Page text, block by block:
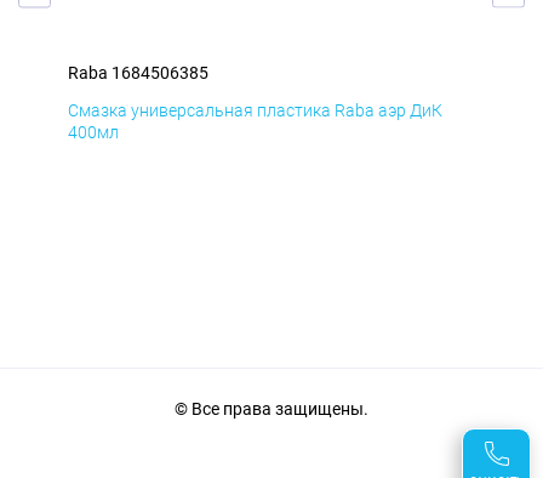
Raba 1684506385
Смазка универсальная пластика Raba аэр ДиК
400мл
© Все права защищены.